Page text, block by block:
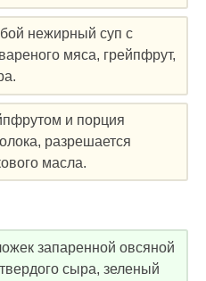
нежирный суп с
мяса, грейпфрут,
и порция
разрешается
масла.
запаренной овсяной
сыра, зеленый